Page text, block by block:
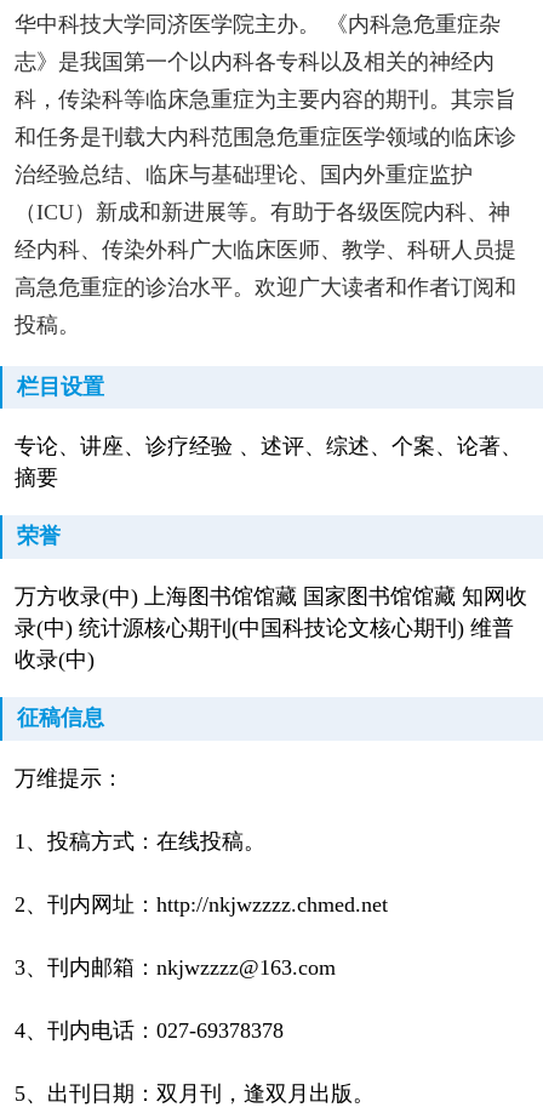
华中科技大学同济医学院主办。 《内科急危重症杂
志》是我国第一个以内科各专科以及相关的神经内
科，传染科等临床急重症为主要内容的期刊。其宗旨
和任务是刊载大内科范围急危重症医学领域的临床诊
治经验总结、临床与基础理论、国内外重症监护
（ICU）新成和新进展等。有助于各级医院内科、神
经内科、传染外科广大临床医师、教学、科研人员提
高急危重症的诊治水平。欢迎广大读者和作者订阅和
投稿。
栏目设置
专论、讲座、诊疗经验 、述评、综述、个案、论著、
摘要
荣誉
万方收录(中) 上海图书馆馆藏 国家图书馆馆藏 知网收
录(中) 统计源核心期刊(中国科技论文核心期刊) 维普
收录(中)
征稿信息
万维提示：
1、投稿方式：在线投稿。
2、刊内网址：http://nkjwzzzz.chmed.net
3、刊内邮箱：nkjwzzzz@163.com
4、刊内电话：027-69378378
5、出刊日期：双月刊，逢双月出版。